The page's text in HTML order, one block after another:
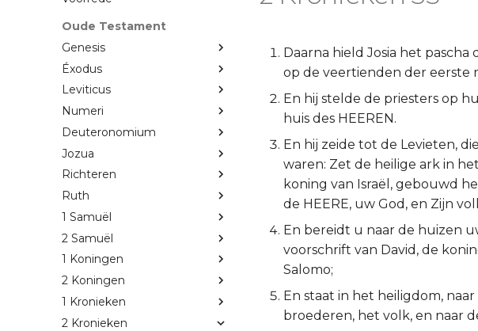
Oude Testament
Genesis
Éxodus
Leviticus
Numeri
Deuteronomium
Jozua
Richteren
Ruth
1 Samuël
2 Samuël
1 Koningen
2 Koningen
1 Kronieken
2 Kronieken
Daarna hield Josia het
op de veertienden der eerste
En hij stelde de priesters op
huis des HEEREN.
En hij zeide tot de Levieten,
waren: Zet de heilige ark in
koning van Israël, gebouwd
de HEERE, uw God, en Zijn
En bereidt u naar de huizen
voorschrift van David, de
Salomo;
En staat in het heiligdom,
broederen, het volk, en naar